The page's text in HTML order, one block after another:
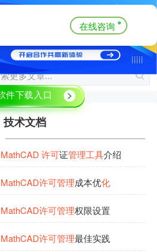
在线咨询
技术文档
MathCAD 许可证管理工具介绍
MathCAD许可管理成本优化
MathCAD许可管理权限设置
MathCAD许可管理最佳实践